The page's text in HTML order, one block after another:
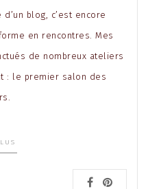
blog, c’est encore
en rencontres. Mes
de nombreux ateliers
: le premier salon des